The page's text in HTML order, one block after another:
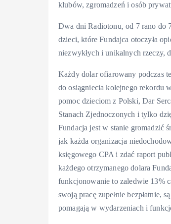
klubów, zgromadzeń i osób
Dwa dni Radiotonu, od 7 rano do
dzieci, które Fundajca otoczyła
niezwykłych i unikalnych rzeczy,
Każdy dolar ofiarowany podczas
do osiągniecia kolejnego rekordu
pomoc dzieciom z Polski, Dar
Stanach Zjednoczonych i tylko
Fundacja jest w stanie gromadzić
jak każda organizacja
księgowego CPA i zdać raport
każdego otrzymanego dolara
funkcjonowanie to zaledwie 13%
swoją pracę zupełnie bezpłatnie,
pomagają w wydarzeniach i